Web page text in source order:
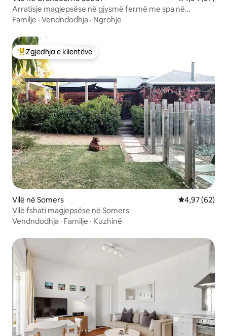
Arratisje magjepsëse në gjysmë fermë me spa në
Cranbourne
Familje · Vendndodhja · Ngrohje
Më të mirat e zgjedhjeve të klientëve
Zgjedhja e klientëve
Vilë në Somers Vlerësimi
4,97 (62)
Vilë fshati magjepsëse në Somers
Vendndodhja · Familje · Kuzhinë